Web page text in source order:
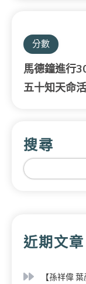
分數
馬德鐘進行
五十知天命
搜尋
近期文章
【孫祥偉